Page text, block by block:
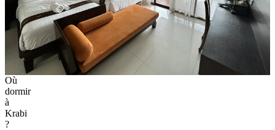
Nopparat Thara Beach et le Ao Nang Krabi Boxing Stadium se
trouvent à 0,9 mile. Le centre-ville de Krabi est accessible en 5
minutes en voiture. Un
hôtel pas cher à Krabi
qui combine nature,
authenticité et services complets.You said: Absolutely LOVE this
place.